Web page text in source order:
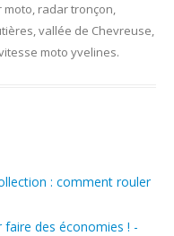
moto, radar tronçon,
,vallée de Chevreuse,
moto yvelines.
: comment rouler
des économies ! -